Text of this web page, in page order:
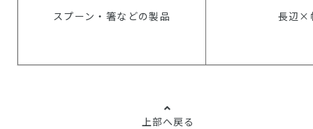
スプーン・箸などの製品 長辺×
上部へ戻る